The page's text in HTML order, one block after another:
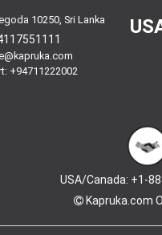
10250, Sri Lanka
+94711222002
USA/Canada: +1-
Kapruka.com